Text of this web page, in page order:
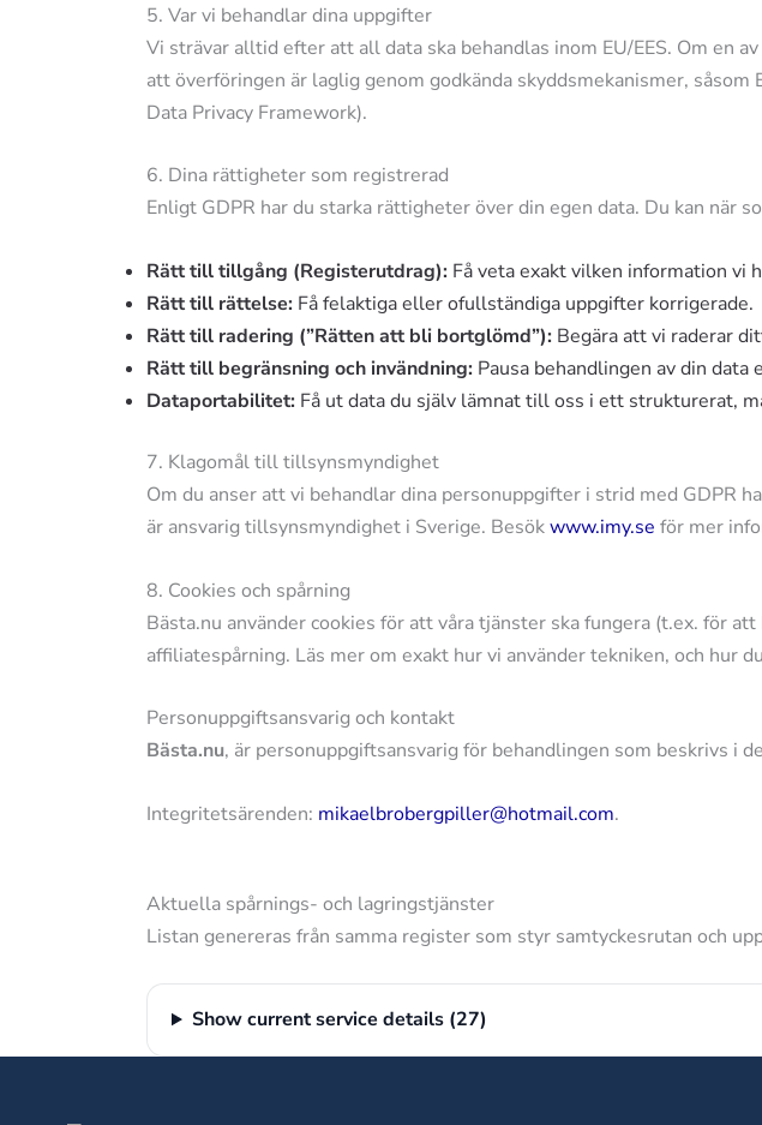
5. Var vi behandlar dina uppgifter
Vi strävar alltid efter att all data ska behandlas inom EU/EES. Om en
att överföringen är laglig genom godkända skyddsmekanismer,
Data Privacy Framework).
6. Dina rättigheter som registrerad
Enligt GDPR har du starka rättigheter över din egen data. Du kan när
Rätt till tillgång (Registerutdrag): Få veta exakt vilken information vi
Rätt till rättelse: Få felaktiga eller ofullständiga uppgifter korrigerade.
Rätt till radering (”Rätten att bli bortglömd”): Begära att vi raderar
Rätt till begränsning och invändning: Pausa behandlingen av din
Dataportabilitet: Få ut data du själv lämnat till oss i ett strukturerat,
7. Klagomål till tillsynsmyndighet
Om du anser att vi behandlar dina personuppgifter i strid med
är ansvarig tillsynsmyndighet i Sverige. Besökwww.imy.se för mer
8. Cookies och spårning
Bästa.nu använder cookies för att våra tjänster ska fungera (t.ex. för
affiliatespårning. Läs mer om exakt hur vi använder tekniken, och hur
Personuppgiftsansvarig och kontakt
Bästa.nu, är personuppgiftsansvarig för behandlingen som beskrivs i
Integritetsärenden: mikaelbrobergpiller@hotmail.com.
Aktuella spårnings- och lagringstjänster
Listan genereras från samma register som styr samtyckesrutan och
Show current service details (27)